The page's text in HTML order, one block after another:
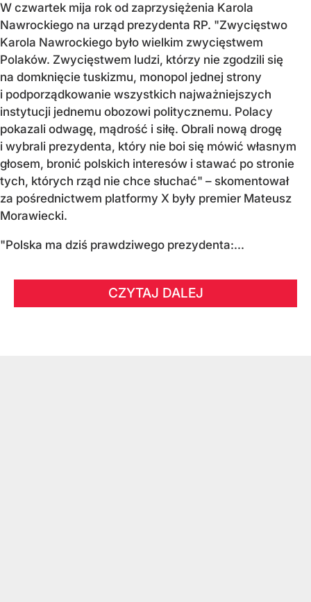
W czwartek mija rok od zaprzysiężenia Karola
Nawrockiego na urząd prezydenta RP. "Zwycięstwo
Karola Nawrockiego było wielkim zwycięstwem
Polaków. Zwycięstwem ludzi, którzy nie zgodzili się
na domknięcie tuskizmu, monopol jednej strony
i podporządkowanie wszystkich najważniejszych
instytucji jednemu obozowi politycznemu. Polacy
pokazali odwagę, mądrość i siłę. Obrali nową drogę
i wybrali prezydenta, który nie boi się mówić własnym
głosem, bronić polskich interesów i stawać po stronie
tych, których rząd nie chce słuchać" – skomentował
za pośrednictwem platformy X były premier Mateusz
Morawiecki.
"Polska ma dziś prawdziwego prezydenta:...
CZYTAJ DALEJ